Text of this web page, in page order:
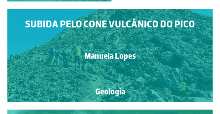
SUBIDA PELO CONE VULCÂNICO DO PICO
Manuela Lopes
Geologia